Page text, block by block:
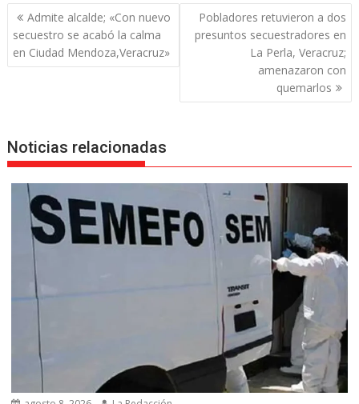
Navegación
de
entradas
Admite alcalde; «Con nuevo
secuestro se acabó la calma
en Ciudad Mendoza,Veracruz»
Pobladores retuvieron a dos
presuntos secuestradores en
La Perla, Veracruz;
amenazaron con
quemarlos
Noticias relacionadas